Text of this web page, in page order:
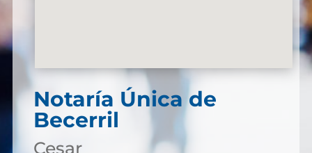
Notaría Única de
Becerril
Cesar